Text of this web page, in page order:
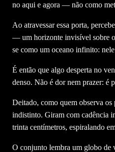
no aqui e agora — não como
Ao atravessar essa porta,
— um horizonte invisível sobre o
se como um oceano infinito:
É então que algo desperta no
denso. Não é dor nem prazer: é
Deitado, como quem observa
indistinto. Giram com cadência
trinta centímetros, espiralando
O conjunto lembra um globo de